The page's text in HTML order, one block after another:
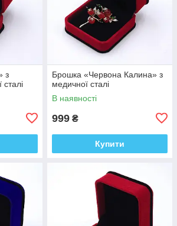
з
Брошка «Червона Калина» з
медичної сталі
В наявності
999 ₴
Купити